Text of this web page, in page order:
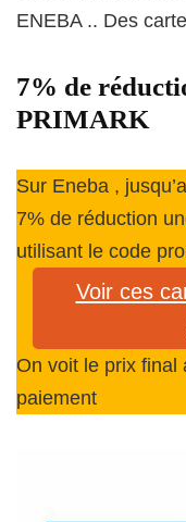
ENEBA .. Des
7% de
PRIMARK
Sur Eneba ,
7% de réduction
utilisant le code
Voir ces
On voit le prix final
paiement